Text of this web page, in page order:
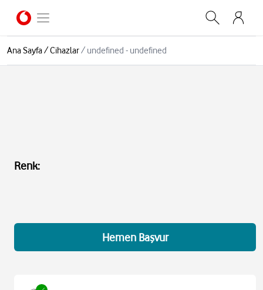
Ana Sayfa/Cihazlar/ undefined - undefined
Renk:
Hemen Başvur